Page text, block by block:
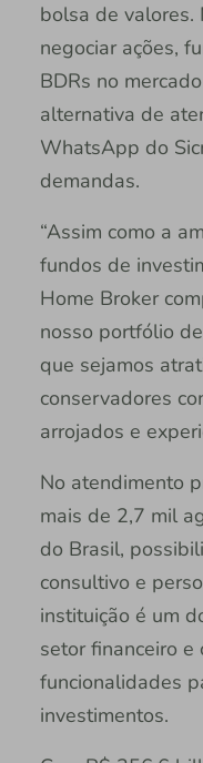
bolsa de valores.
negociar ações,
BDRs no
alternativa de
WhatsApp do
demandas.
“Assim como a
fundos de
Home Broker
nosso portfólio
que sejamos
conservadores
arrojados e
No atendimento
mais de 2,7 mil
do Brasil,
consultivo e
instituição é um
setor financeiro e
funcionalidades
investimentos.